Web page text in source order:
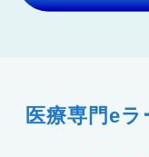
医療専門e